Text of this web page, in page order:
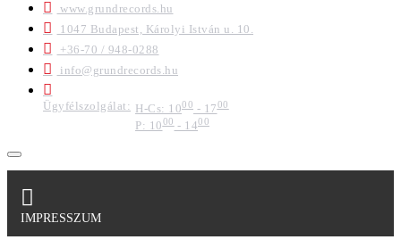
www.grundrecords.hu
1047 Budapest, Károlyi István u. 10.
+36-70 / 948-0288
info@grundrecords.hu
Ügyfélszolgálat: H-Cs: 1000 - 1700
P: 1000- 1400
IMPRESSZUM